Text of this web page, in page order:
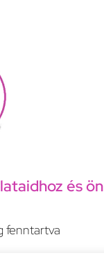
és
fenntartva